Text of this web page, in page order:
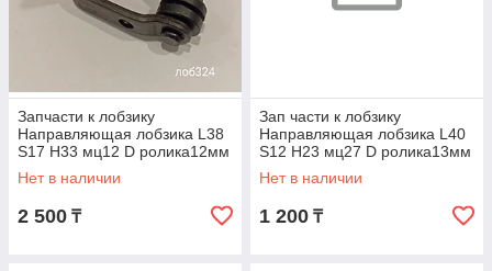
Запчасти к лобзику
Направляющая лобзика L38
S17 H33 мц12 D ролика12мм
лоб324 *
Нет в наличии
2 500 ₸
Зап части к лобзику
Направляющая лобзика L40
S12 H23 мц27 D ролика13мм
лоб051 *
Нет в наличии
1 200 ₸